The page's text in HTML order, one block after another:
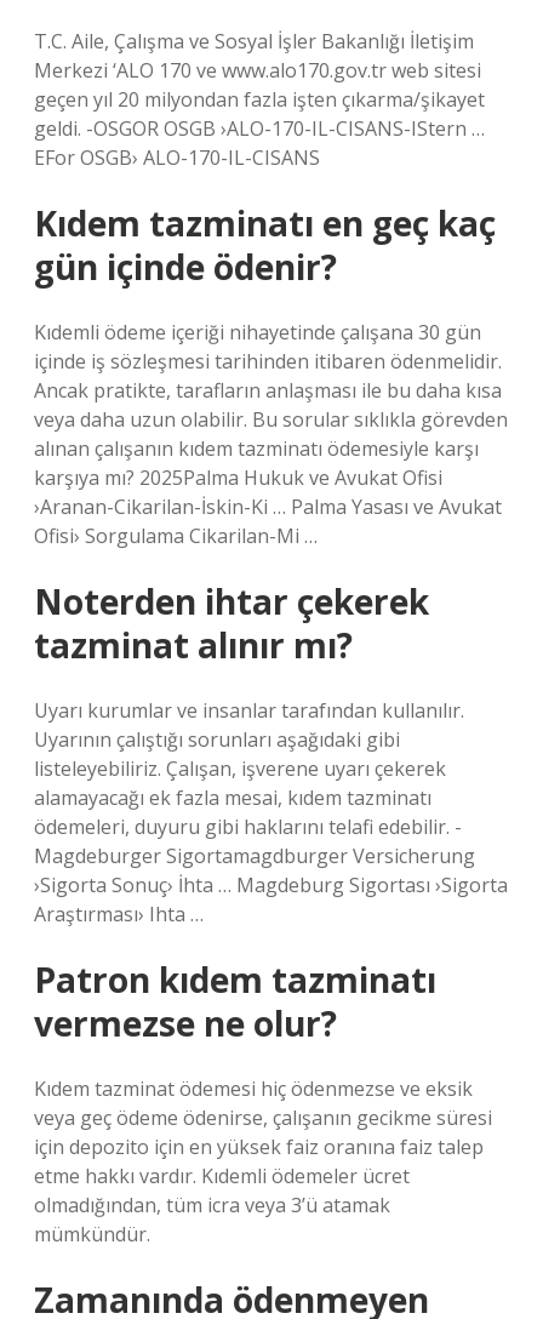
T.C. Aile, Çalışma ve Sosyal İşler Bakanlığı İletişim
Merkezi ‘ALO 170 ve www.alo170.gov.tr ​​web sitesi
geçen yıl 20 milyondan fazla işten çıkarma/şikayet
geldi. -OSGOR OSGB ›ALO-170-IL-CISANS-IStern …
EFor OSGB› ALO-170-IL-CISANS
Kıdem tazminatı en geç kaç
gün içinde ödenir?
Kıdemli ödeme içeriği nihayetinde çalışana 30 gün
içinde iş sözleşmesi tarihinden itibaren ödenmelidir.
Ancak pratikte, tarafların anlaşması ile bu daha kısa
veya daha uzun olabilir. Bu sorular sıklıkla görevden
alınan çalışanın kıdem tazminatı ödemesiyle karşı
karşıya mı? 2025Palma Hukuk ve Avukat Ofisi
›Aranan-Cikarilan-İskin-Ki … Palma Yasası ve Avukat
Ofisi› Sorgulama Cikarilan-Mi …
Noterden ihtar çekerek
tazminat alınır mı?
Uyarı kurumlar ve insanlar tarafından kullanılır.
Uyarının çalıştığı sorunları aşağıdaki gibi
listeleyebiliriz. Çalışan, işverene uyarı çekerek
alamayacağı ek fazla mesai, kıdem tazminatı
ödemeleri, duyuru gibi haklarını telafi edebilir. -
Magdeburger Sigortamagdburger Versicherung
›Sigorta Sonuç› İhta … Magdeburg Sigortası ›Sigorta
Araştırması› Ihta …
Patron kıdem tazminatı
vermezse ne olur?
Kıdem tazminat ödemesi hiç ödenmezse ve eksik
veya geç ödeme ödenirse, çalışanın gecikme süresi
için depozito için en yüksek faiz oranına faiz talep
etme hakkı vardır. Kıdemli ödemeler ücret
olmadığından, tüm icra veya 3’ü atamak
mümkündür.
Zamanında ödenmeyen